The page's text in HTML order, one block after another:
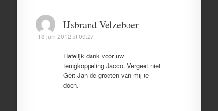
IJsbrand Velzeboer
18 juni 2012 at 09:27
Hatelijk dank voor uw
terugkoppeling Jacco. Vergeet niet
Gert-Jan de groeten van mij te
doen.